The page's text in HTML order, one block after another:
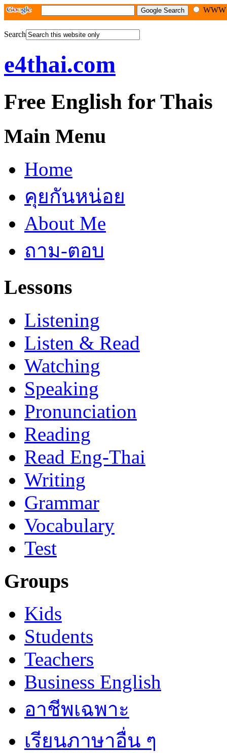
Search
e4thai.com
Free English for Thais
Main Menu
Home
คุยกันหน่อย
About Me
ถาม-ตอบ
Lessons
Listening
Listen & Read
Watching
Speaking
Pronunciation
Reading
Read Eng-Thai
Writing
Grammar
Vocabulary
Test
Groups
Kids
Students
Teachers
Business English
อาชีพเฉพาะ
เรียนภาษาอื่น ๆ